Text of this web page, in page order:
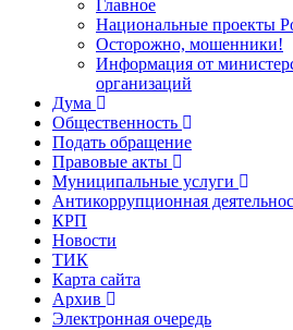
Главное
Национальные проекты
Осторожно, мошенники!
Информация от
организаций
Дума
Общественность
Подать обращение
Правовые акты
Муниципальные услуги
Антикоррупционная
КРП
Новости
ТИК
Карта сайта
Архив
Электронная очередь